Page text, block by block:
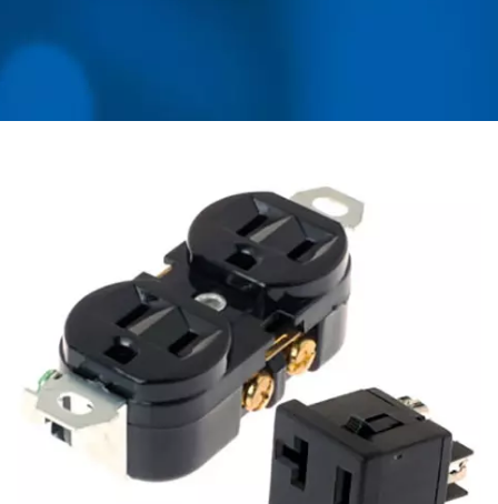
PDU نصب شده بر روی
رک | AHOKU